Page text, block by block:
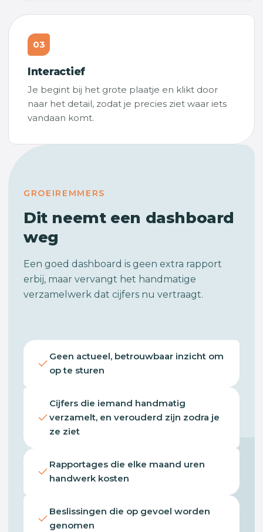
03
Interactief
Je begint bij het grote plaatje en klikt door
naar het detail, zodat je precies ziet waar iets
vandaan komt.
GROEIREMMERS
Dit neemt een dashboard
weg
Een goed dashboard is geen extra rapport
erbij, maar vervangt het handmatige
verzamelwerk dat cijfers nu vertraagt.
Geen actueel, betrouwbaar inzicht om
op te sturen
Cijfers die iemand handmatig
verzamelt, en verouderd zijn zodra je
ze ziet
Rapportages die elke maand uren
handwerk kosten
Beslissingen die op gevoel worden
genomen